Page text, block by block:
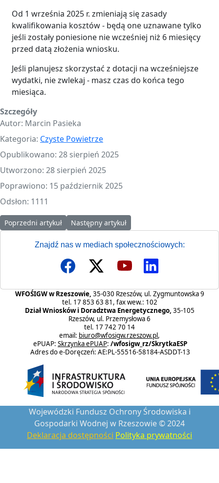
Od 1 września 2025 r. zmieniają się zasady
kwalifikowania kosztów - będą one uznawane tylko
jeśli zostały poniesione nie wcześniej niż 6 miesięcy
przed datą złożenia wniosku.
Jeśli planujesz skorzystać z dotacji na wcześniejsze
wydatki, nie zwlekaj - masz czas do końca tego
miesiąca.
Szczegóły
Autor: Marcin Pasieka
Kategoria: Czyste Powietrze
Opublikowano: 28 sierpień 2025
Utworzono: 28 sierpień 2025
Poprawiono: 15 październik 2025
Odsłon: 1111
Poprzedni artykuł: Wnioski na kotły gazowe wciąż można składać
Poprzedni artykuł Następny artykuł: Czasowe zawieszenie
Następny artykuł
Znajdź nas w mediach społecznościowych:
WFOŚIGW w Rzeszowie, 35-030 Rzeszów, ul. Zygmuntowska 9
tel. 17 853 63 81, fax wew.: 102
Dział Wniosków i Doradztwa Energetycznego, 35-105
Rzeszów, ul. Przemysłowa 6
tel. 17 742 70 14
email: biuro@wfosigw.rzeszow.pl,
ePUAP: Skrzynka ePUAP: /wfosigw_rz/SkrytkaESP
Adres do e-Doręczeń: AE:PL-55516-58184-ASDDT-13
Wojewódzki Fundusz Ochrony Środowiska i
Gospodarki Wodnej w Rzeszowie © 2024
Deklaracja dostępności Polityka prywatności